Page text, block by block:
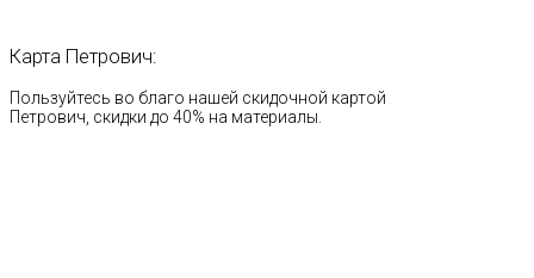
Карта Петрович:
Пользуйтесь во благо нашей скидочной картой
Петрович, скидки до 40% на материалы.